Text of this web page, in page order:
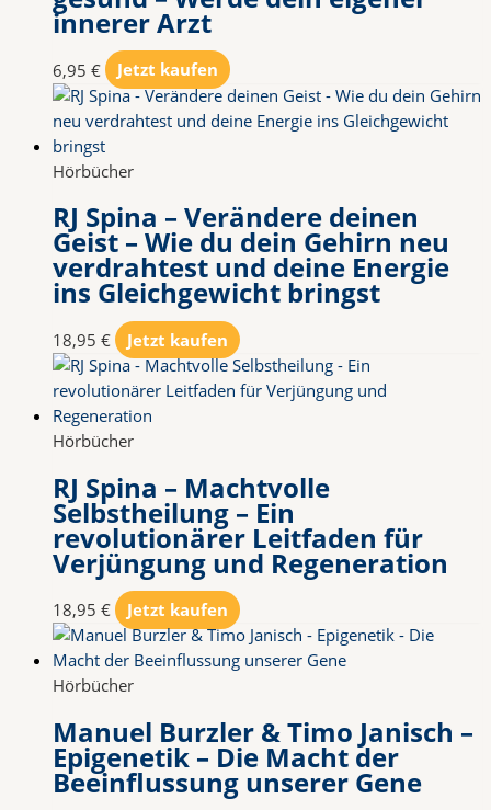
innerer Arzt
6,95 € Jetzt kaufen
Hörbücher
RJ Spina – Verändere deinen
Geist – Wie du dein Gehirn neu
verdrahtest und deine Energie
ins Gleichgewicht bringst
18,95 € Jetzt kaufen
Hörbücher
RJ Spina – Machtvolle
Selbstheilung – Ein
revolutionärer Leitfaden für
Verjüngung und Regeneration
18,95 € Jetzt kaufen
Hörbücher
Manuel Burzler & Timo Janisch –
Epigenetik – Die Macht der
Beeinflussung unserer Gene